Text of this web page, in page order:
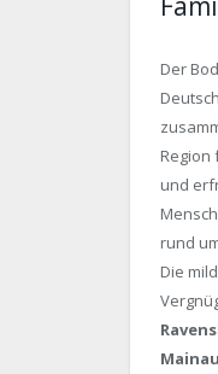
Der
Region
und
rund
Die
Mainau